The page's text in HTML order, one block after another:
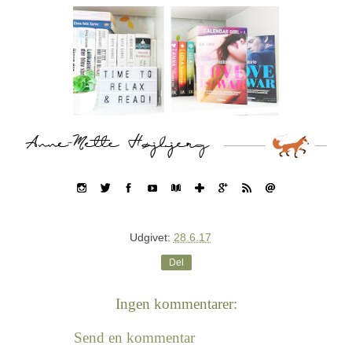
Udgivet: 28.6.17
Del
Ingen kommentarer:
Send en kommentar